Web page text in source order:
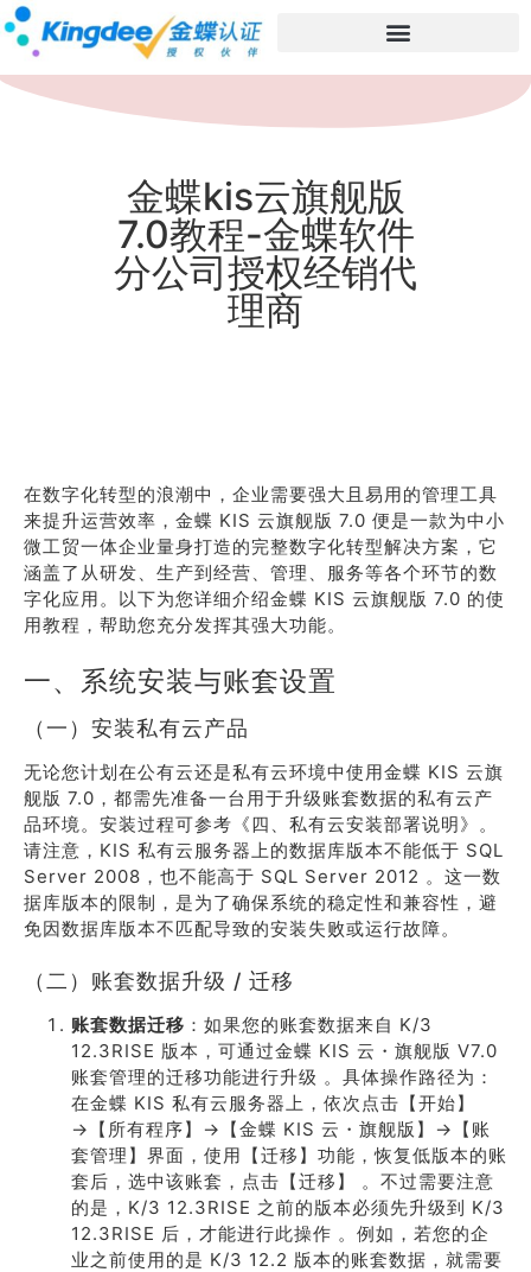
金蝶kis云旗舰版
7.0教程-金蝶软件
分公司授权经销代
理商
在数字化转型的浪潮中，企业需要强大且易用的管理工具
来提升运营效率，金蝶 KIS 云旗舰版 7.0 便是一款为中小
微工贸一体企业量身打造的完整数字化转型解决方案，它
涵盖了从研发、生产到经营、管理、服务等各个环节的数
字化应用。以下为您详细介绍金蝶 KIS 云旗舰版 7.0 的使
用教程，帮助您充分发挥其强大功能。
一、系统安装与账套设置
（一）安装私有云产品
无论您计划在公有云还是私有云环境中使用金蝶 KIS 云旗
舰版 7.0，都需先准备一台用于升级账套数据的私有云产
品环境。安装过程可参考《四、私有云安装部署说明》。
请注意，KIS 私有云服务器上的数据库版本不能低于 SQL
Server 2008，也不能高于 SQL Server 2012 。这一数
据库版本的限制，是为了确保系统的稳定性和兼容性，避
免因数据库版本不匹配导致的安装失败或运行故障。
（二）账套数据升级 / 迁移
账套数据迁移 ：如果您的账套数据来自 K/3
12.3RISE 版本，可通过金蝶 KIS 云・旗舰版 V7.0
账套管理的迁移功能进行升级 。具体操作路径为：
在金蝶 KIS 私有云服务器上，依次点击【开始】
→【所有程序】→【金蝶 KIS 云・旗舰版】→【账
套管理】界面，使用【迁移】功能，恢复低版本的账
套后，选中该账套，点击【迁移】 。不过需要注意
的是，K/3 12.3RISE 之前的版本必须先升级到 K/3
12.3RISE 后，才能进行此操作 。例如，若您的企
业之前使用的是 K/3 12.2 版本的账套数据，就需要